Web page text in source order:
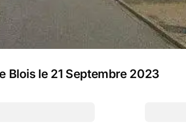
Blois le 21 Septembre 2023